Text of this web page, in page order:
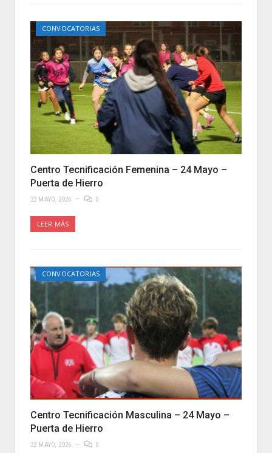
CONVOCATORIAS
Centro Tecnificación Femenina – 24 Mayo –
Puerta de Hierro
22 MAYO, 2026 0
LEER MÁS
CONVOCATORIAS
Centro Tecnificación Masculina – 24 Mayo –
Puerta de Hierro
22 MAYO, 2026 0